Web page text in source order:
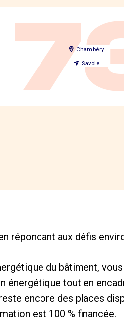
Chambéry
Savoie
répondant aux défis
du bâtiment,
tout en
encore des places
est 100 % financée.